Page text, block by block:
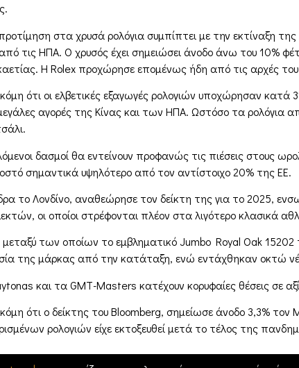
στα χρυσά ρολόγια συμπίπτει με την εκτίναξη
τις ΗΠΑ. Ο χρυσός έχει σημειώσει άνοδο άνω του 10%
Η Rolex προχώρησε επομένως ήδη από τις αρχές
ότι οι ελβετικές εξαγωγές ρολογιών υποχώρησαν
αγορές της Κίνας και των ΗΠΑ. Ωστόσο τα
δασμοί θα εντείνουν προφανώς τις πιέσεις στους
σημαντικά υψηλότερο από τον αντίστοιχο 20% της ΕΕ.
το Λονδίνο, αναθεώρησε τον δείκτη της για το 2025,
οι οποίοι στρέφονται πλέον στα λιγότερο κλασικά
των οποίων το εμβληματικό Jumbo Royal Oak
της μάρκας από την κατάταξη, ενώ εντάχθηκαν οκτώ
και τα GMT-Masters κατέχουν κορυφαίες θέσεις σε
ότι ο δείκτης του Bloomberg, σημείωσε άνοδο 3,3%
ρολογιών είχε εκτοξευθεί μετά το τέλος της